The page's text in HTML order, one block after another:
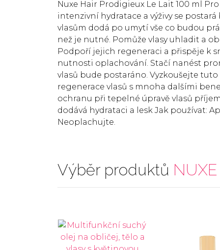
Nuxe Hair Prodigieux Le Lait 100 ml
intenzivní hydratace a výživy se
vlasům dodá po umytí vše co budou
než je nutné. Pomůže vlasy uhladit a
Podpoří jejich regeneraci a přispěje k
nutnosti oplachování. Stačí nanést
vlasů bude postaráno. Vyzkoušejte
regenerace vlasů s mnoha dalšími
ochranu při tepelné úpravě vlasů
dodává hydrataci a lesk Jak používat:
Neoplachujte.
Výběr produktů NUXE